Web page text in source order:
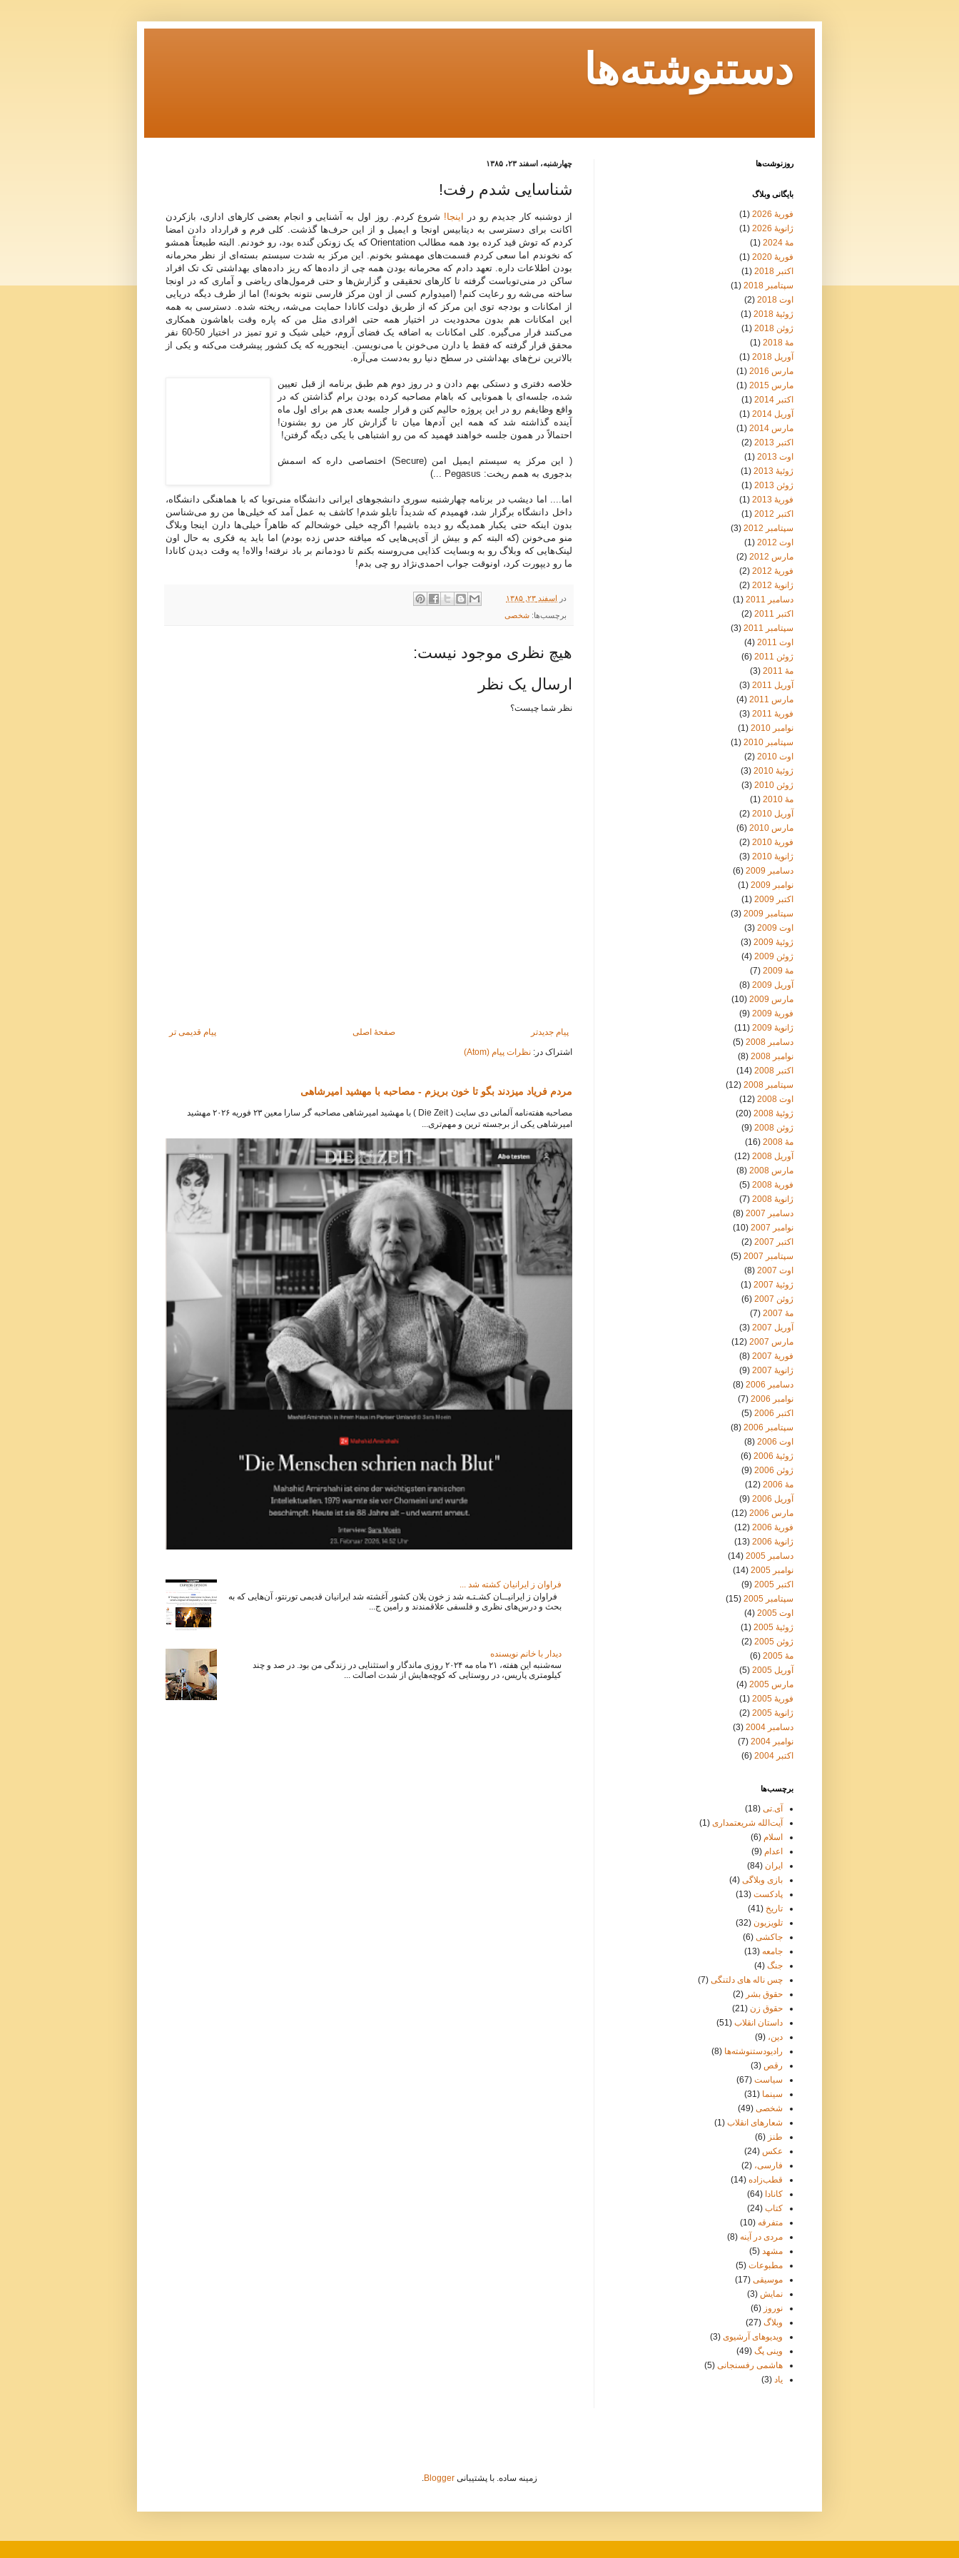
دستنوشته‌ها
چهارشنبه، اسفند ۲۳، ۱۳۸۵
شناسایی شدم رفت!
از دوشنبه کار جدیدم رو در اینجا! شروع کردم. روز اول به آشنایی و انجام بعضی کارهای اداری، بازکردن
اکانت برای دسترسی به دیتابیس اونجا و ایمیل و از این حرف‌ها گذشت. کلی فرم و قرارداد دادن امضا
کردم که توش قید کرده بود همه مطالب Orientation که یک زونکن گنده بود، رو خودنم. البته طبیعتاً همشو
که نخوندم اما سعی کردم قسمت‌های مهمشو بخونم. این مرکز به شدت سیستم بسته‌ای از نظر محرمانه
بودن اطلاعات داره. تعهد دادم که محرمانه بودن همه چی از داده‌ها که ریز داده‌های بهداشتی تک تک افراد
ساکن در منی‌توباست گرفته تا کارهای تحقیقی و گزارش‌ها و حتی فرمول‌های ریاضی و آماری که در اونجا
ساخته می‌شه رو رعایت کنم! (امیدوارم کسی از اون مرکز فارسی نتونه بخونه!) اما از طرف دیگه دریایی
از امکانات و بودجه توی این مرکز که از طریق دولت کانادا حمایت می‌شه، ریخته شده. دسترسی به همه
این امکانات هم بدون محدودیت در اختیار همه حتی افرادی مثل من که پاره وقت باهاشون همکاری
می‌کنند قرار می‌گیره. کلی امکانات به اضافه یک فضای آروم، خیلی شیک و ترو تمیز در اختیار 50-60 نفر
محقق قرار گرفته که فقط یا دارن می‌خونن یا می‌نویسن. اینجوریه که یک کشور پیشرفت می‌کنه و یکی از
بالاترین نرخ‌های بهداشتی در سطح دنیا رو به‌دست می‌آره.
خلاصه دفتری و دستکی بهم دادن و در روز دوم هم طبق برنامه از قبل تعیین
شده، جلسه‌ای با همونایی که باهام مصاحبه کرده بودن برام گذاشتن که در
واقع وظایفم رو در این پروژه حالیم کنن و قرار جلسه بعدی هم برای اول ماه
آینده گذاشته شد که همه این آدم‌ها میان تا گزارش کار من رو بشنون!
احتمالاً در همون جلسه خواهند فهمید که من رو اشتباهی با یکی دیگه گرفتن!
( این مرکز یه سیستم ایمیل امن (Secure) اختصاصی داره که اسمش
بدجوری به همم ریخت: Pegasus ...)
اما.... اما دیشب در برنامه چهارشنبه سوری دانشجوهای ایرانی دانشگاه منی‌توبا که با هماهنگی دانشگاه،
داخل دانشگاه برگزار شد، فهمیدم که شدیداً تابلو شدم! کاشف به عمل آمد که خیلی‌ها من رو می‌شناسن
بدون اینکه حتی یکبار همدیگه رو دیده باشیم! اگرچه خیلی خوشحالم که ظاهراً خیلی‌ها دارن اینجا وبلاگ
منو می‌خونن (که البته کم و بیش از آی‌پی‌هایی که میافته حدس زده بودم) اما باید یه فکری به حال اون
لینک‌هایی که وبلاگ رو به وبسایت کذایی می‌روسنه بکنم تا دودمانم بر باد نرفته! والاه! یه وقت دیدن کانادا
ما رو دیپورت کرد، اونوقت جواب احمدی‌نژاد رو چی بدم!
در اسفند ۲۳, ۱۳۸۵
برچسب‌ها: شخصی
هیچ نظری موجود نیست:
ارسال یک نظر
نظر شما چیست؟
پیام جدیدتر پیام قدیمی تر
صفحهٔ اصلی
اشتراک در: نظرات پیام (Atom)
مردم فریاد میزدند بگو تا خون بریزم - مصاحبه با مهشید امیرشاهی
مصاحبه هفته‌نامه آلمانی دی سایت ( Die Zeit ) با مهشید امیرشاهی مصاحبه گر سارا معین ۲۳ فوریه ۲۰۲۶ مهشید
امیرشاهی یکی از برجسته ترین و مهم‌تری...
فراوان ز ایرانیان کشته شد ...
فراوان ز ایرانیــان کشـتـه شد ز خون یلان کشور آغشته شد ایرانیان قدیمی تورنتو، آن‌هایی که به
بحث و درس‌های نظری و فلسفی علاقمندند و رامین ج...
دیدار با خانم نویسنده
سه‌شنبه این هفته، ۲۱ ماه مه ۲۰۲۴ روزی ماندگار و استثنایی در زندگی من بود. در صد و چند
کیلومتری پاریس، در روستایی که کوچه‌هایش از شدت اصالت ...
روزنوشت‌ها
بايگانی وبلاگ
فوریهٔ 2026
(1)
ژانویهٔ 2026
(1)
مهٔ 2024
(1)
فوریهٔ 2020
(1)
اکتبر 2018
(1)
سپتامبر 2018
(1)
اوت 2018
(2)
ژوئیهٔ 2018
(1)
ژوئن 2018
(1)
مهٔ 2018
(1)
آوریل 2018
(1)
مارس 2016
(1)
مارس 2015
(1)
اکتبر 2014
(1)
آوریل 2014
(1)
مارس 2014
(1)
اکتبر 2013
(2)
اوت 2013
(1)
ژوئیهٔ 2013
(1)
ژوئن 2013
(1)
فوریهٔ 2013
(1)
اکتبر 2012
(1)
سپتامبر 2012
(3)
اوت 2012
(1)
مارس 2012
(2)
فوریهٔ 2012
(2)
ژانویهٔ 2012
(2)
دسامبر 2011
(1)
اکتبر 2011
(2)
سپتامبر 2011
(3)
اوت 2011
(4)
ژوئن 2011
(6)
مهٔ 2011
(3)
آوریل 2011
(3)
مارس 2011
(4)
فوریهٔ 2011
(3)
نوامبر 2010
(1)
سپتامبر 2010
(1)
اوت 2010
(2)
ژوئیهٔ 2010
(3)
ژوئن 2010
(3)
مهٔ 2010
(1)
آوریل 2010
(2)
مارس 2010
(6)
فوریهٔ 2010
(2)
ژانویهٔ 2010
(3)
دسامبر 2009
(6)
نوامبر 2009
(1)
اکتبر 2009
(1)
سپتامبر 2009
(3)
اوت 2009
(3)
ژوئیهٔ 2009
(3)
ژوئن 2009
(4)
مهٔ 2009
(7)
آوریل 2009
(8)
مارس 2009
(10)
فوریهٔ 2009
(9)
ژانویهٔ 2009
(11)
دسامبر 2008
(5)
نوامبر 2008
(8)
اکتبر 2008
(14)
سپتامبر 2008
(12)
اوت 2008
(12)
ژوئیهٔ 2008
(20)
ژوئن 2008
(9)
مهٔ 2008
(16)
آوریل 2008
(12)
مارس 2008
(8)
فوریهٔ 2008
(5)
ژانویهٔ 2008
(7)
دسامبر 2007
(8)
نوامبر 2007
(10)
اکتبر 2007
(2)
سپتامبر 2007
(5)
اوت 2007
(8)
ژوئیهٔ 2007
(1)
ژوئن 2007
(6)
مهٔ 2007
(7)
آوریل 2007
(3)
مارس 2007
(12)
فوریهٔ 2007
(8)
ژانویهٔ 2007
(9)
دسامبر 2006
(8)
نوامبر 2006
(7)
اکتبر 2006
(5)
سپتامبر 2006
(8)
اوت 2006
(8)
ژوئیهٔ 2006
(6)
ژوئن 2006
(9)
مهٔ 2006
(12)
آوریل 2006
(9)
مارس 2006
(12)
فوریهٔ 2006
(12)
ژانویهٔ 2006
(13)
دسامبر 2005
(14)
نوامبر 2005
(14)
اکتبر 2005
(9)
سپتامبر 2005
(15)
اوت 2005
(4)
ژوئیهٔ 2005
(1)
ژوئن 2005
(2)
مهٔ 2005
(6)
آوریل 2005
(5)
مارس 2005
(4)
فوریهٔ 2005
(1)
ژانویهٔ 2005
(2)
دسامبر 2004
(3)
نوامبر 2004
(7)
اکتبر 2004
(6)
برچسب‌ها
آی.تی (18)
آیت‌الله شریعتمداری (1)
اسلام (6)
اعدام (9)
ایران (84)
بازی وبلاگی (4)
پادکست (13)
تاریخ (41)
تلویزیون (32)
جاکشی (6)
جامعه (13)
جنگ (4)
چس ناله های دلتنگی (7)
حقوق بشر (2)
حقوق زن (21)
داستان انقلاب (51)
دین، (9)
رادیودستنوشته‌ها (8)
رقص (3)
سیاست (67)
سینما (31)
شخصی (49)
شعارهای انقلاب (1)
طنز (6)
عکس (24)
فارسی، (2)
قطب‌زاده (14)
کانادا (64)
کتاب (24)
متفرقه (10)
مردی در آینه (8)
مشهد (5)
مطبوعات (5)
موسيقی (17)
نمایش (3)
نوروز (6)
وبلاگ (27)
ویدیوهای آرشیوی (3)
وينی پگ (49)
هاشمی رفسنجانی (5)
یاد (3)
زمینه ساده. با پشتیبانی Blogger
.